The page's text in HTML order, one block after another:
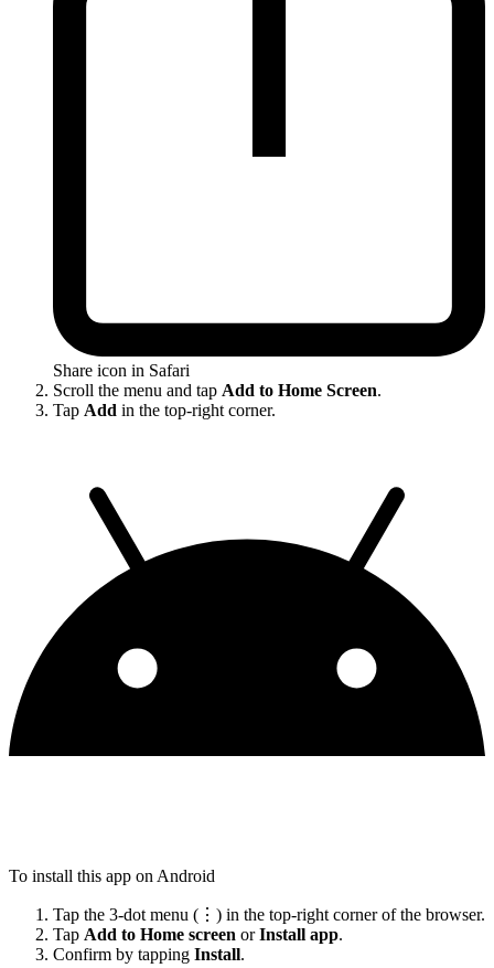
Share icon in Safari
Scroll the menu and tap Add to Home Screen.
Tap Add in the top-right corner.
To install this app on Android
Tap the 3-dot menu (⋮) in the top-right corner of the browser.
Tap Add to Home screen orInstall app.
Confirm by tapping Install.